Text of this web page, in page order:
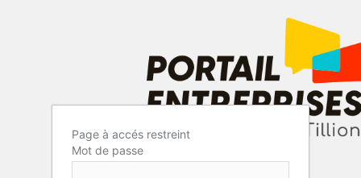
Page à accés restreint
Mot de passe